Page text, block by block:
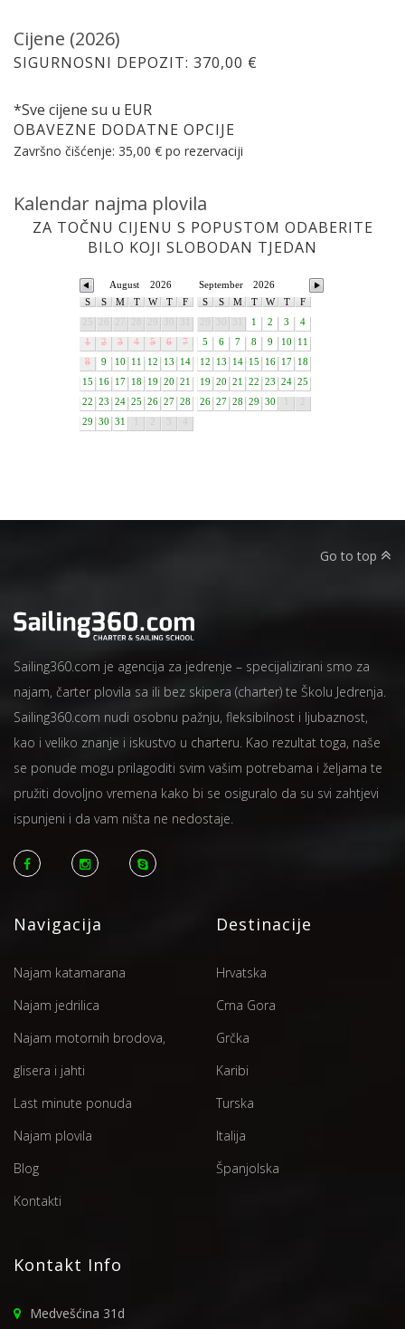
Cijene (2026)
SIGURNOSNI DEPOZIT: 370,00 €
*Sve cijene su u EUR
OBAVEZNE DODATNE OPCIJE
Završno čišćenje: 35,00 € po rezervaciji
Kalendar najma plovila
ZA TOČNU CIJENU S POPUSTOM ODABERITE
BILO KOJI SLOBODAN TJEDAN
2026
August
S
S M T W T
F
1
2 3 4 5 6
7
8
9 10 11 12 13
14
15
16 17 18 19 20
21
22
23 24 25 26 27
28
29
30 31
2026
September
S
S M T W T
F
1 2 3
4
5
6 7 8 9 10
11
12
13 14 15 16 17
18
19
20 21 22 23 24 25
26 27 28 29 30
Go to top
Sailing360.com je agencija za jedrenje – specijalizirani smo za
najam, čarter plovila sa ili bez skipera (charter) te Školu Jedrenja.
Sailing360.com nudi osobnu pažnju, fleksibilnost i ljubaznost,
kao i veliko znanje i iskustvo u charteru. Kao rezultat toga, naše
se ponude mogu prilagoditi svim vašim potrebama i željama te
pružiti dovoljno vremena kako bi se osiguralo da su svi zahtjevi
ispunjeni i da vam ništa ne nedostaje.
Navigacija
Najam katamarana
Najam jedrilica
Najam motornih brodova,
glisera i jahti
Last minute ponuda
Najam plovila
Blog
Kontakti
Destinacije
Hrvatska
Crna Gora
Grčka
Karibi
Turska
Italija
Španjolska
Kontakt Info
Medvešćina 31d